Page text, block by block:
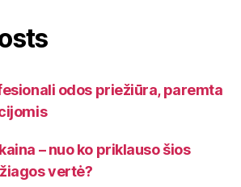
odos priežiūra, paremta
– nuo ko priklauso šios
vertė?